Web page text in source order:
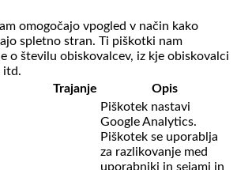
omogočajo vpogled v način kako
spletno stran. Ti piškotki nam
o številu obiskovalcev, iz kje obiskovalci
itd.
Trajanje Opis
Piškotek nastavi
Google Analytics.
Piškotek se uporablja
za razlikovanje med
uporabniki in sejami in